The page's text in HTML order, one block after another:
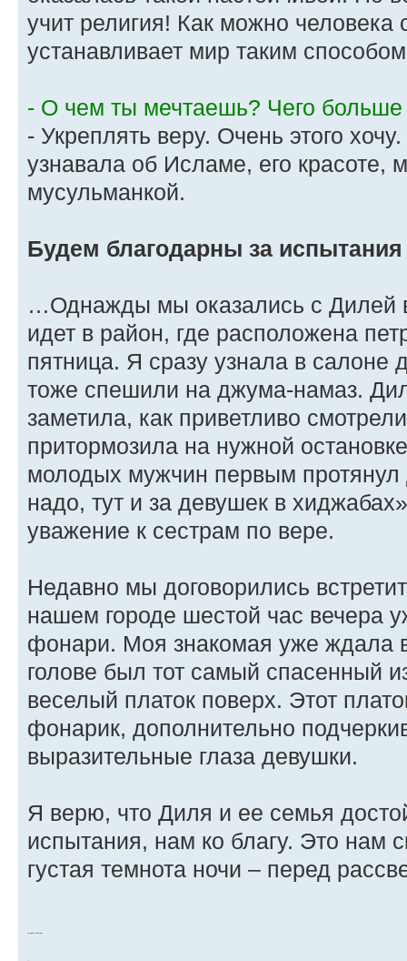
учит религия! Как можно
устанавливает мир таким
- О чем ты мечтаешь? Чего больше
- Укреплять веру. Очень этого
узнавала об Исламе, его красоте,
мусульманкой.
Будем благодарны за испытания
…Однажды мы оказались с Дилей
идет в район, где расположена
пятница. Я сразу узнала в салоне
тоже спешили на джума-намаз.
заметила, как приветливо
притормозила на нужной
молодых мужчин первым протянул
надо, тут и за девушек в
уважение к сестрам по вере.
Недавно мы договорились
нашем городе шестой час вечера
фонари. Моя знакомая уже ждала
голове был тот самый спасенный
веселый платок поверх. Этот
фонарик, дополнительно
выразительные глаза девушки.
Я верю, что Диля и ее семья
испытания, нам ко благу. Это нам
густая темнота ночи – перед
Людмила Мишина